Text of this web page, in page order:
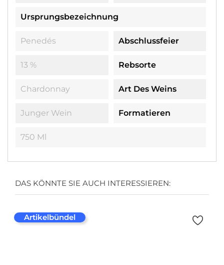
Ursprungsbezeichnung
Penedés Abschlussfeier
13 % Rebsorte
Chardonnay Art Des Weins
Junger Wein Formatieren
750 Ml
DAS KÖNNTE SIE AUCH INTERESSIEREN:
Artikelbündel